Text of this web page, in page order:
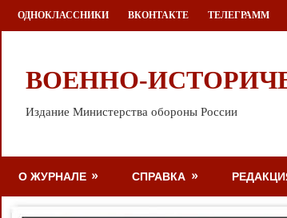
Перейти
к
ОДНОКЛАССНИКИ ВКОНТАКТЕ ТЕЛЕГРАММ
ВОЕННО-
Издание Министерства обороны России
О ЖУРНАЛЕ СПРАВКА